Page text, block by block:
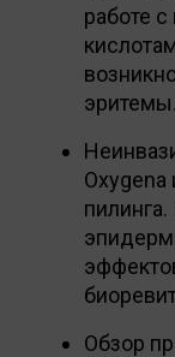
работе
эритемы.
Oxygena
Обзор